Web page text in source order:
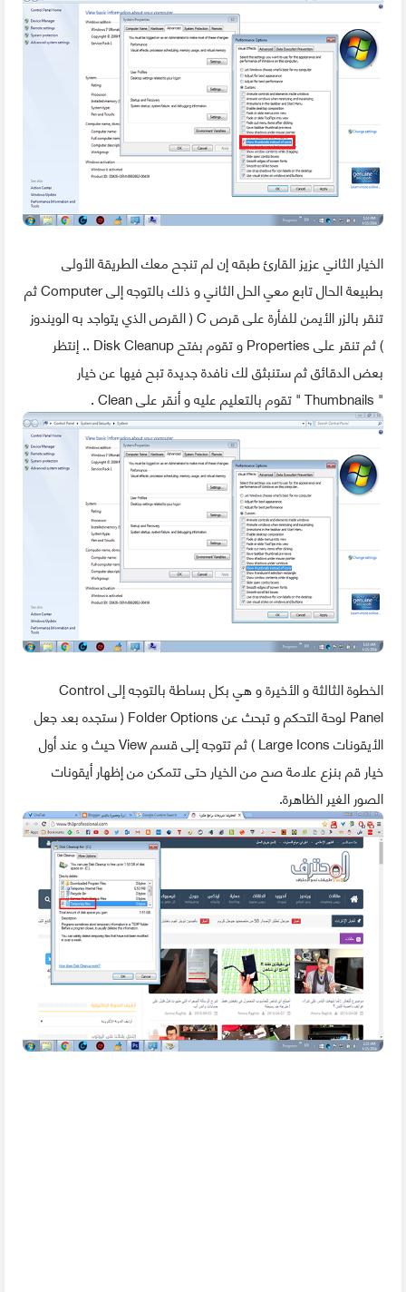
الخيار الثاني عزيز القارئ طبقه إن لم تنجح معك الطريقة الأولى
بطبيعة الحال تابع معي الحل الثاني و ذلك بالتوجه إلى Computer ثم
تنقر بالزر الأيمن للفأرة على قرص C ( القرص الذي يتواجد به الويندوز
) ثم تنقر على Properties و تقوم بفتح Disk Cleanup .. إنتظر
بعض الدقائق ثم ستنبثق لك نافدة جديدة تبح فيها عن خيار
" Thumbnails " تقوم بالتعليم عليه و أنقر على Clean .
الخطوة الثالثة و الأخيرة و هي بكل بساطة بالتوجه إلى Control
Panel لوحة التحكم و تبحث عن Folder Options ( ستجده بعد جعل
الأيقونات Large Icons ) ثم تتوجه إلى قسم View حيث و عند أول
خيار قم بنزع علامة صح من الخيار حتى تتمكن من إظهار أيقونات
الصور الغير الظاهرة.